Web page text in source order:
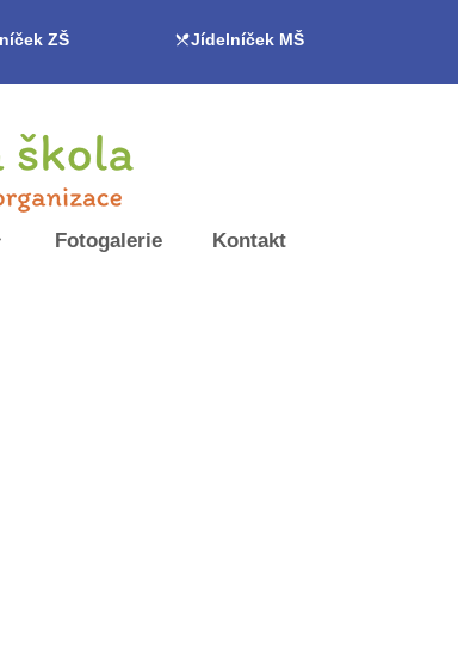
ZŠ Jídelníček MŠ
Fotogalerie Kontakt